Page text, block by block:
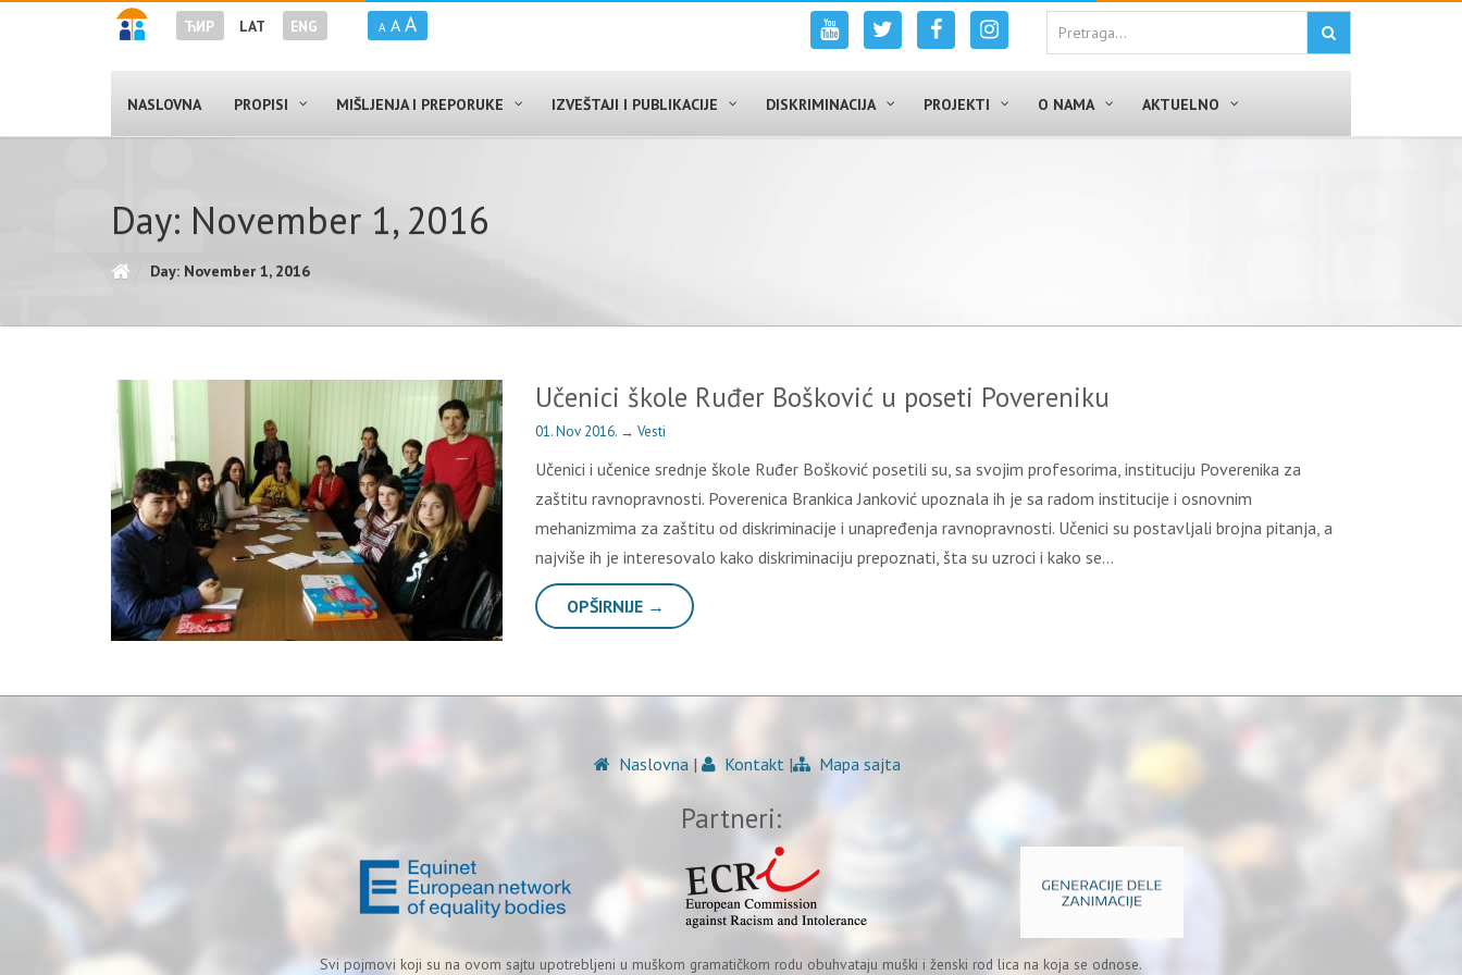
ЋИР LAT ENG A A A
NASLOVNA PROPISI MIŠLJENJA I PREPORUKE IZVEŠTAJI I PUBLIKACIJE DISKRIMINACIJA PROJEKTI O NAMA AKTUELNO
Day: November 1, 2016
Day: November 1, 2016
Učenici škole Ruđer Bošković u poseti Povereniku
01. Nov 2016. → Vesti
Učenici i učenice srednje škole Ruđer Bošković posetili su, sa svojim profesorima, instituciju Poverenika za
zaštitu ravnopravnosti. Poverenica Brankica Janković upoznala ih je sa radom institucije i osnovnim
mehanizmima za zaštitu od diskriminacije i unapređenja ravnopravnosti. Učenici su postavlјali brojna pitanja, a
najviše ih je interesovalo kako diskriminaciju prepoznati, šta su uzroci i kako se…
OPŠIRNIJE →
Naslovna | Kontakt | Mapa sajta
Partneri:
Svi pojmovi koji su na ovom sajtu upotrebljeni u muškom gramatičkom rodu obuhvataju muški i ženski rod lica na koja se odnose.